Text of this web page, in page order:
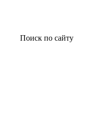
Поиск по сайту